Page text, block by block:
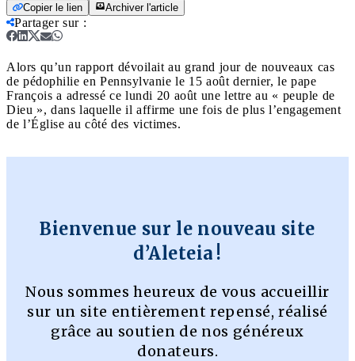
Copier le lien Archiver l'article
Partager sur:
Alors qu’un rapport dévoilait au grand jour de nouveaux cas
de pédophilie en Pennsylvanie le 15 août dernier, le pape
François a adressé ce lundi 20 août une lettre au « peuple de
Dieu », dans laquelle il affirme une fois de plus l’engagement
de l’Église au côté des victimes.
Bienvenue sur le nouveau site
d’Aleteia !
Nous sommes heureux de vous accueillir
sur un site entièrement repensé, réalisé
grâce au soutien de nos généreux
donateurs.